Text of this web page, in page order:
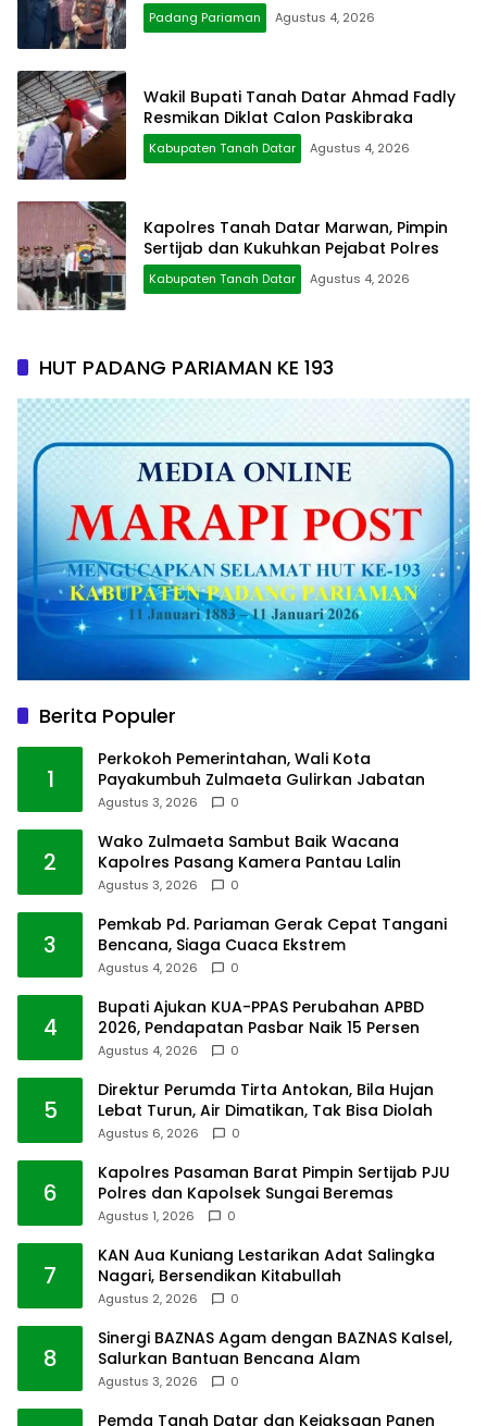
Padang Pariaman Agustus 4, 2026
Wakil Bupati Tanah Datar Ahmad Fadly
Resmikan Diklat Calon Paskibraka
Kabupaten Tanah Datar Agustus 4, 2026
Kapolres Tanah Datar Marwan, Pimpin
Sertijab dan Kukuhkan Pejabat Polres
Kabupaten Tanah Datar Agustus 4, 2026
HUT PADANG PARIAMAN KE 193
Berita Populer
1
Perkokoh Pemerintahan, Wali Kota
Payakumbuh Zulmaeta Gulirkan Jabatan
Agustus 3, 2026 0
2
Wako Zulmaeta Sambut Baik Wacana
Kapolres Pasang Kamera Pantau Lalin
Agustus 3, 2026 0
3
Pemkab Pd. Pariaman Gerak Cepat Tangani
Bencana, Siaga Cuaca Ekstrem
Agustus 4, 2026 0
4
Bupati Ajukan KUA-PPAS Perubahan APBD
2026, Pendapatan Pasbar Naik 15 Persen
Agustus 4, 2026 0
5
Direktur Perumda Tirta Antokan, Bila Hujan
Lebat Turun, Air Dimatikan, Tak Bisa Diolah
Agustus 6, 2026 0
6
Kapolres Pasaman Barat Pimpin Sertijab PJU
Polres dan Kapolsek Sungai Beremas
Agustus 1, 2026 0
7
KAN Aua Kuniang Lestarikan Adat Salingka
Nagari, Bersendikan Kitabullah
Agustus 2, 2026 0
8
Sinergi BAZNAS Agam dengan BAZNAS Kalsel,
Salurkan Bantuan Bencana Alam
Agustus 3, 2026 0
Pemda Tanah Datar dan Kejaksaan Panen